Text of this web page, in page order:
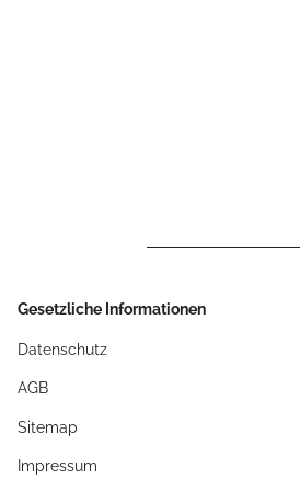
Gesetzliche Informationen
Datenschutz
AGB
Sitemap
Impressum